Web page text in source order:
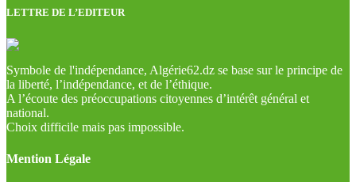
LETTRE DE L’EDITEUR
Symbole de l'indépendance, Algérie62.dz se base sur le principe de
la liberté, l’indépendance, et de l’éthique.
A l’écoute des préoccupations citoyennes d’intérêt général et
national.
Choix difficile mais pas impossible.
Mention Légale